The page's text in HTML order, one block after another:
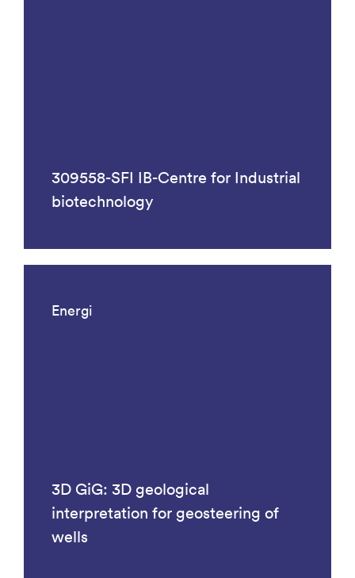
309558-SFI IB-Centre for Industrial
biotechnology
Energi
3D GiG: 3D geological
interpretation for geosteering of
wells